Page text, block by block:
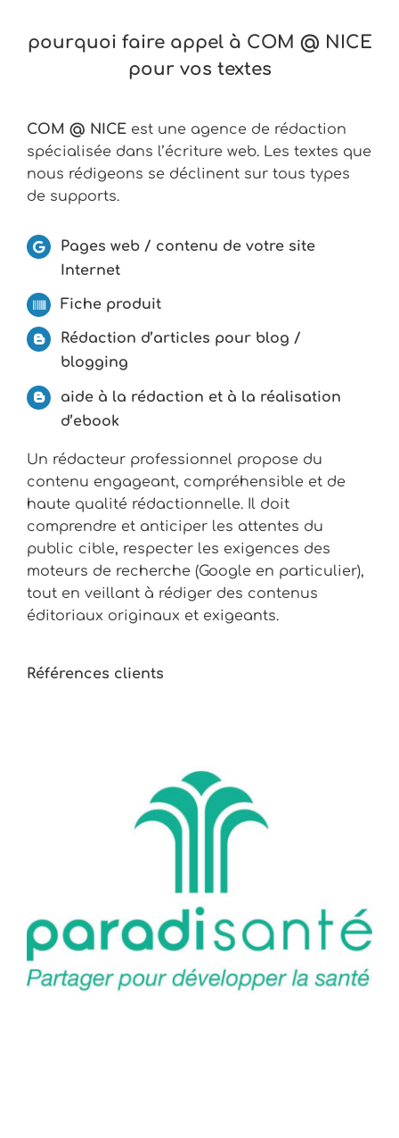
pourquoi faire appel à COM @ NICE
pour vos textes
COM @ NICEest une agence de rédaction
spécialisée dans l’écriture web. Les textes que
nous rédigeons se déclinent sur tous types
de supports.
Pages web / contenu de votre site
Internet
Fiche produit
Rédaction d’articles pour blog /
blogging
aide à la rédaction et à la réalisation
d’ebook
Un rédacteur professionnel propose du
contenu engageant, compréhensible et de
haute qualité rédactionnelle. Il doit
comprendre et anticiper les attentes du
public cible, respecter les exigences des
moteurs de recherche (Google en particulier),
tout en veillant à rédiger des contenus
éditoriaux originaux et exigeants.
Références clients